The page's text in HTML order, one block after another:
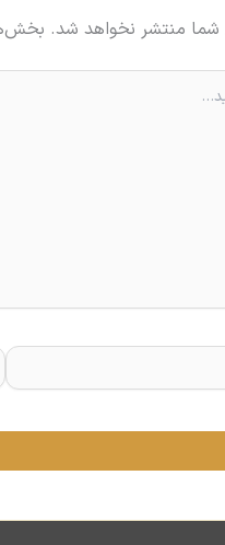
شما منتشر نخواهد شد.